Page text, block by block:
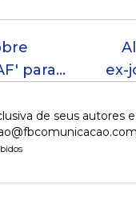
para
clube;
ex-
de seus autores